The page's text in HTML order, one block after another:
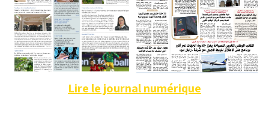
Lire le journal numérique